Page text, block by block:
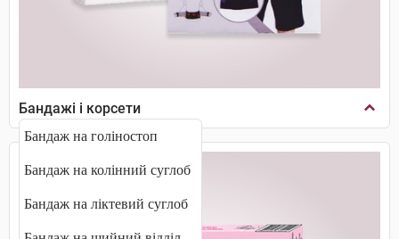
Бандажі і корсети
Бандаж на голіностоп
Бандаж на колінний суглоб
Бандаж на ліктевий суглоб